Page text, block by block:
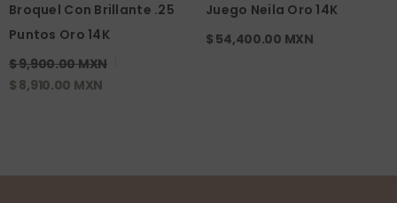
Broquel Con Brillante .25
Puntos Oro 14K
$ 9,900.00 MXN
$ 8,910.00 MXN
Juego Neila Oro 14K
$ 54,400.00 MXN